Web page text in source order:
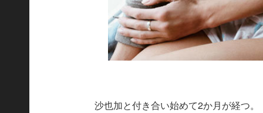
沙也加と付き合い始めて2か月が経つ。